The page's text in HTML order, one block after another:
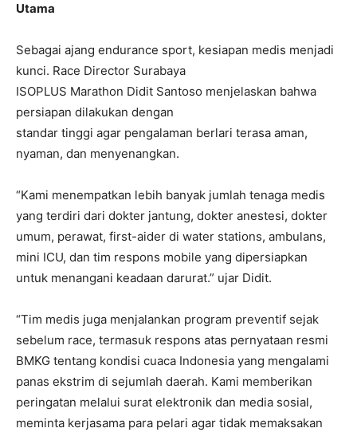
Utama
Sebagai ajang endurance sport, kesiapan medis menjadi
kunci. Race Director Surabaya
ISOPLUS Marathon Didit Santoso menjelaskan bahwa
persiapan dilakukan dengan
standar tinggi agar pengalaman berlari terasa aman,
nyaman, dan menyenangkan.
“Kami menempatkan lebih banyak jumlah tenaga medis
yang terdiri dari dokter jantung, dokter anestesi, dokter
umum, perawat, first-aider di water stations, ambulans,
mini ICU, dan tim respons mobile yang dipersiapkan
untuk menangani keadaan darurat.” ujar Didit.
“Tim medis juga menjalankan program preventif sejak
sebelum race, termasuk respons atas pernyataan resmi
BMKG tentang kondisi cuaca Indonesia yang mengalami
panas ekstrim di sejumlah daerah. Kami memberikan
peringatan melalui surat elektronik dan media sosial,
meminta kerjasama para pelari agar tidak memaksakan